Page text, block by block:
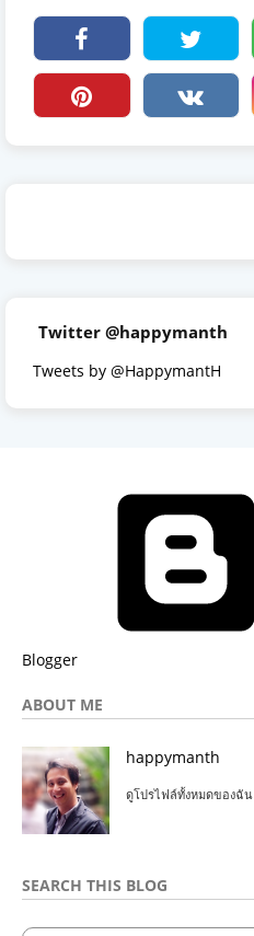
Twitter @happymanth
Tweets by @HappymantH
Blogger
ABOUT ME
happymanth
ดูโปรไฟล์ทั้งหมดของฉัน
SEARCH THIS BLOG